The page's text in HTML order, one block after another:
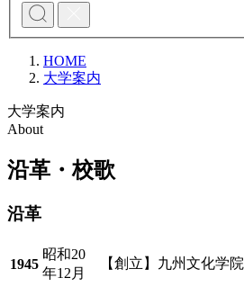
HOME
大学案内
大学案内
About
沿革・校歌
沿革
1945
昭和20
年12月
【創立】九州文化学院